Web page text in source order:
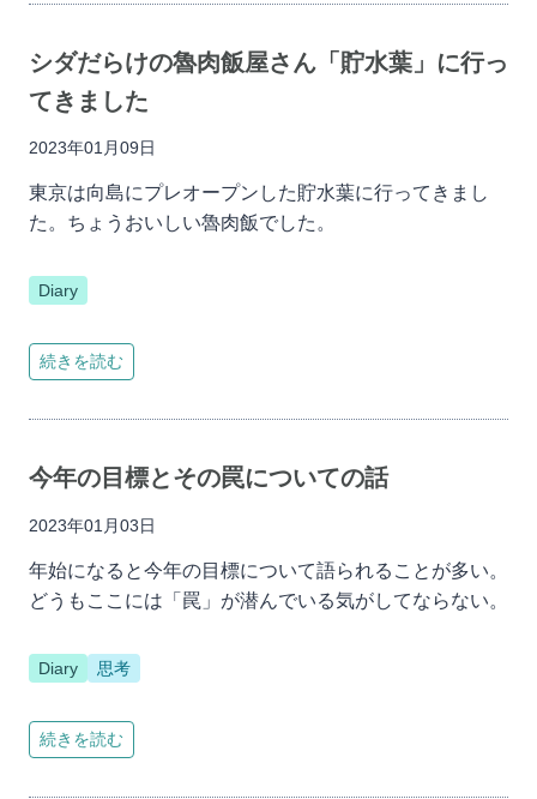
シダだらけの魯肉飯屋さん「貯水葉」に行っ
てきました
2023年01月09日
東京は向島にプレオープンした貯水葉に行ってきまし
た。ちょうおいしい魯肉飯でした。
Diary
続きを読む
今年の目標とその罠についての話
2023年01月03日
年始になると今年の目標について語られることが多い。
どうもここには「罠」が潜んでいる気がしてならない。
Diary 思考
続きを読む